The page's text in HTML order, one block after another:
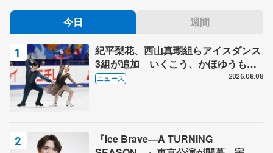
今日 週間
紀平梨花、西山真瑚組らアイスダンス
3組が追加 いくこう、かほゆうも、
木下グループ杯
ニュース 2026.08.08
『Ice Brave―A TURNING